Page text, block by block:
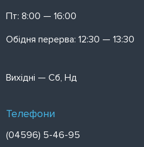
Пт: 8:00 — 16:00
Обідня перерва: 12:30 — 13:30
Вихідні — Сб, Нд
Телефони
(04596) 5-46-95